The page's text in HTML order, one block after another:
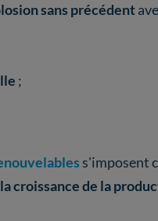
sans précédent
;
s'imposent
la croissance de la